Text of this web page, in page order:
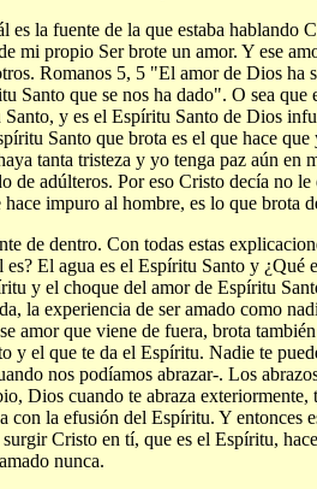
es la fuente de la que estaba hablando
mi propio Ser brote un amor. Y ese
Romanos 5, 5 "El amor de Dios ha
Santo que se nos ha dado". O sea que
y es el Espíritu Santo de Dios
Santo que brota es el que hace
tanta tristeza y yo tenga paz aún en
de adúlteros. Por eso Cristo decía no le
impuro al hombre, es lo que brota
de dentro. Con todas estas
es? El agua es el Espíritu Santo y ¿Qué
y el choque del amor de Espíritu
la experiencia de ser amado como
amor que viene de fuera, brota
y el que te da el Espíritu. Nadie te
nos podíamos abrazar-. Los
Dios cuando te abraza exteriormente,
con la efusión del Espíritu. Y entonces
Cristo en tí, que es el Espíritu,
nunca.